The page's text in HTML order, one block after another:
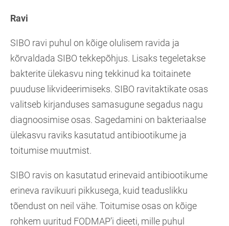
Ravi
SIBO ravi puhul on kõige olulisem ravida ja
kõrvaldada SIBO tekkepõhjus. Lisaks tegeletakse
bakterite ülekasvu ning tekkinud ka toitainete
puuduse likvideerimiseks. SIBO ravitaktikate osas
valitseb kirjanduses samasugune segadus nagu
diagnoosimise osas. Sagedamini on bakteriaalse
ülekasvu raviks kasutatud antibiootikume ja
toitumise muutmist.
SIBO ravis on kasutatud erinevaid antibiootikume
erineva ravikuuri pikkusega, kuid teaduslikku
tõendust on neil vähe. Toitumise osas on kõige
rohkem uuritud FODMAP’i dieeti, mille puhul